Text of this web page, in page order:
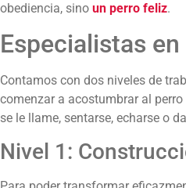
obediencia, sino un perro feliz.
Especialistas
Contamos con dos niveles de
comenzar a acostumbrar al
se le llame, sentarse, echarse o
Nivel 1: